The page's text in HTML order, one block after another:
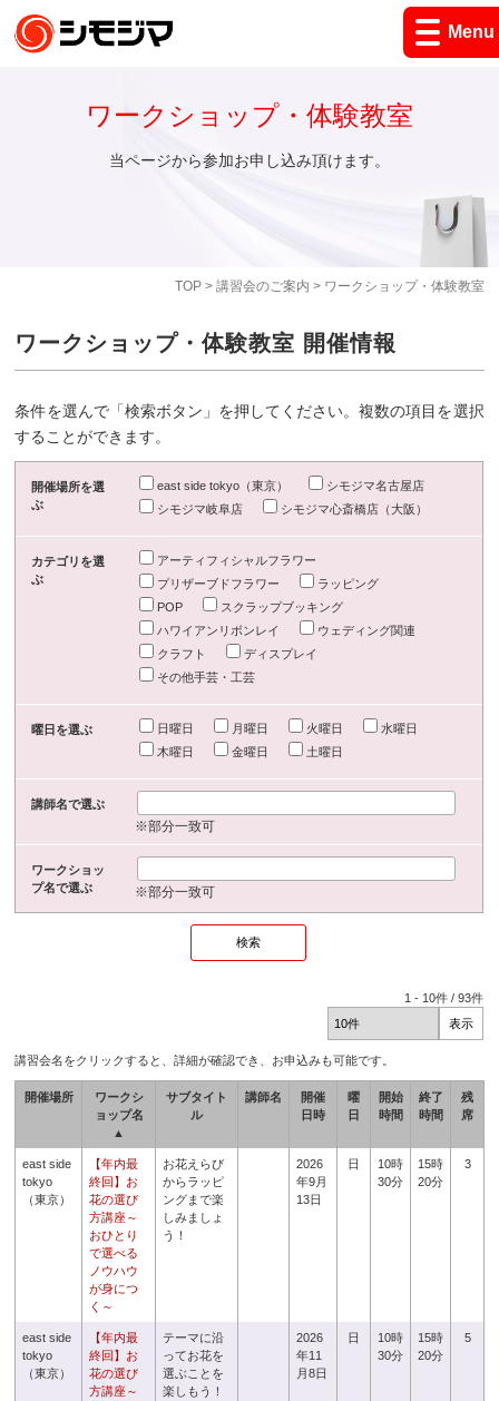
Menu
TOP> 講習会のご案内 > ワークショップ・体験教室
ワークショップ・体験教室
当ページから参加お申し込み頂けます。
ワークショップ・体験教室 開催情報
条件を選んで「検索ボタン」を押してください。複数の項目を選択
することができます。
開催場所を選
ぶ
east side tokyo（東京）
シモジマ名古屋店
シモジマ岐阜店
シモジマ心斎橋店（大阪）
カテゴリを選
ぶ
アーティフィシャルフラワー
プリザーブドフラワー
ラッピング
POP
スクラップブッキング
ハワイアンリボンレイ
ウェディング関連
クラフト
ディスプレイ
その他手芸・工芸
曜日を選ぶ 日曜日 月曜日 火曜日
水曜日
木曜日
金曜日 土曜日
講師名で選ぶ
※部分一致可
ワークショッ
プ名で選ぶ
※部分一致可
1 - 10件 /93件
講習会名をクリックすると、詳細が確認でき、お申込みも可能です。
開催場所
ワークシ
ョップ名
▲
サブタイト
ル
講師名
開催
日時
曜
日
開始
時間
終了
時間
残
席
east side
tokyo
（東京）
【年内最
終回】お
花の選び
方講座～
おひとり
で選べる
ノウハウ
が身につ
く～
お花えらび
からラッピ
ングまで楽
しみましょ
う！
2026
年9月
13日
日
10時
30分
15時
20分
3
east side
tokyo
（東京）
【年内最
終回】お
花の選び
方講座～
テーマに沿
ってお花を
選ぶことを
楽しもう！
2026
年11
月8日
日
10時
30分
15時
20分
5